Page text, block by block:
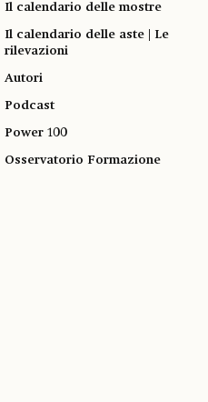
Il calendario delle mostre
Il calendario delle aste | Le
rilevazioni
Autori
Podcast
Power 100
Osservatorio Formazione